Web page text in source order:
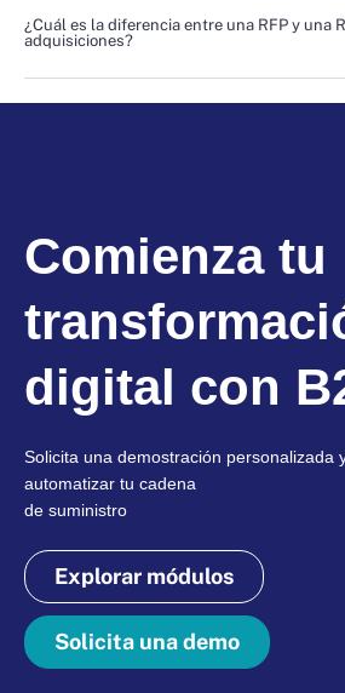
¿Cuál es la diferencia entre una RFP y una
adquisiciones?
Comienza tu
digital con
Solicita una demostración personalizada
automatizar tu cadena
de suministro
Explorar módulos
Solicita una demo